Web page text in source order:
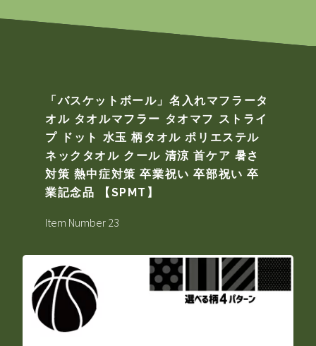
「バスケットボール」名入れマフラータ
オル タオルマフラー タオマフ ストライ
プ ドット 水玉 柄タオル ポリエステル
ネックタオル クール 清涼 首ケア 暑さ
対策 熱中症対策 卒業祝い 卒部祝い 卒
業記念品 【SPMT】
Item Number 23